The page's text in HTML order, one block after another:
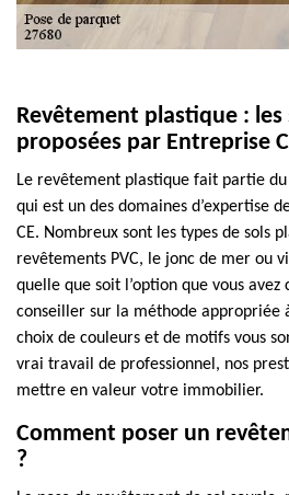
Revêtement plastique :
proposées par Entreprise
Le revêtement plastique fait partie
qui est un des domaines d’expertise
CE. Nombreux sont les types de sols
revêtements PVC, le jonc de mer ou
quelle que soit l’option que vous avez
conseiller sur la méthode appropriée
choix de couleurs et de motifs vous
vrai travail de professionnel, nos
mettre en valeur votre immobilier.
Comment poser un
?